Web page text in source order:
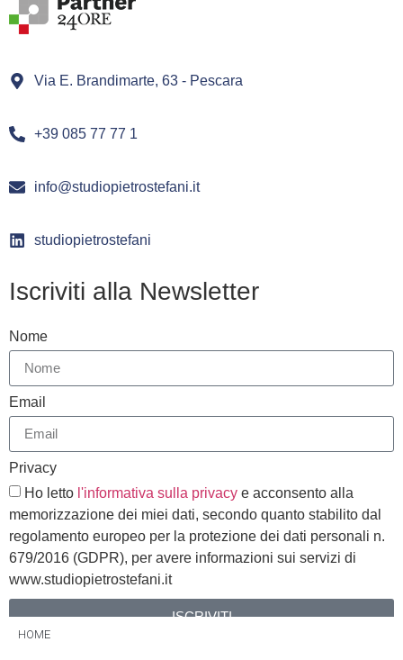
Via E. Brandimarte, 63 - Pescara
+39 085 77 77 1
info@studiopietrostefani.it
studiopietrostefani
Iscriviti alla Newsletter
Nome
Email
Privacy
Ho letto l'informativa sulla privacy e acconsento alla
memorizzazione dei miei dati, secondo quanto stabilito dal
regolamento europeo per la protezione dei dati personali n.
679/2016 (GDPR), per avere informazioni sui servizi di
www.studiopietrostefani.it
ISCRIVITI
HOME